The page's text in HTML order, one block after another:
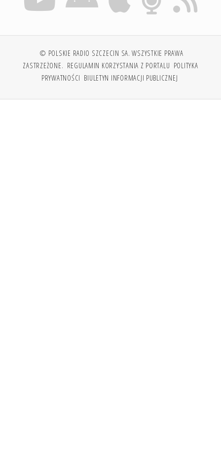
© POLSKIE RADIO SZCZECIN SA. WSZYSTKIE PRAWA
ZASTRZEŻONE. REGULAMIN KORZYSTANIA Z PORTALU POLITYKA
PRYWATNOŚCI BIULETYN INFORMACJI PUBLICZNEJ